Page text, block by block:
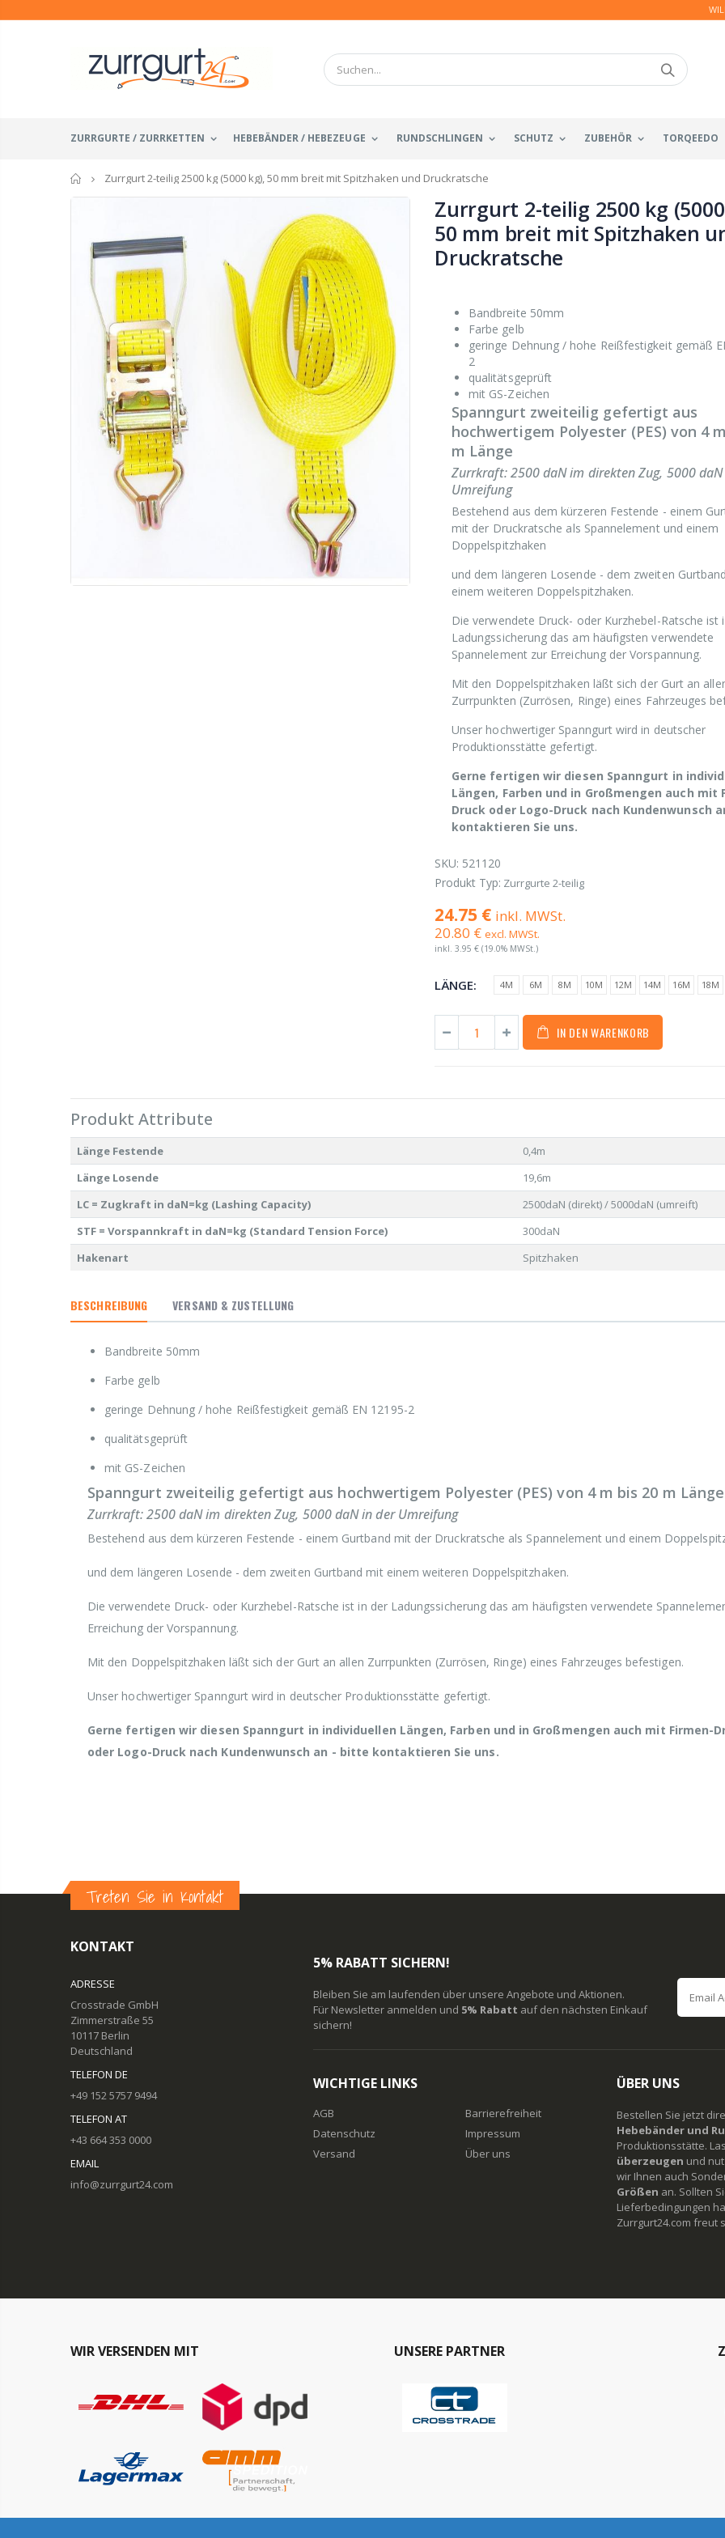
ZURRGURTE / ZURRKETTEN HEBEBÄNDER / HEBEZEUGE RUNDSCHLINGEN SCHUTZ ZUBEHÖR TORQEEDO
Startseite
Zurrgurt 2-teilig 2500 kg (5000 kg), 50 mm breit mit Spitzhaken und Druckratsche
Zurrgurt 2-teilig 2500 kg
50 mm breit mit Spitzhaken
Druckratsche
Bandbreite 50mm
Farbe gelb
geringe Dehnung / hohe Reißfestigkeit gemäß
2
qualitätsgeprüft
mit GS-Zeichen
Spanngurt zweiteilig gefertigt aus
hochwertigem Polyester (PES) von 4
m Länge
Zurrkraft: 2500 daN im direkten Zug, 5000
Umreifung
Bestehend aus dem kürzeren Festende - einem
mit der Druckratsche als Spannelement und einem
Doppelspitzhaken
und dem längeren Losende - dem zweiten
einem weiteren Doppelspitzhaken.
Die verwendete Druck- oder Kurzhebel-Ratsche ist
Ladungssicherung das am häufigsten verwendete
Spannelement zur Erreichung der Vorspannung.
Mit den Doppelspitzhaken läßt sich der Gurt an
Zurrpunkten (Zurrösen, Ringe) eines Fahrzeuges
Unser hochwertiger Spanngurt wird in deutscher
Produktionsstätte gefertigt.
Gerne fertigen wir diesen Spanngurt in
Längen, Farben und in Großmengen auch mit
Druck oder Logo-Druck nach Kundenwunsch
kontaktieren Sie uns.
SKU: 521120
Produkt Typ: Zurrgurte 2-teilig
24.75 € inkl. MWSt.
20.80 € excl. MWSt.
inkl. 3.95 € (19.0% MWSt.)
LÄNGE: 4M 6M 8M 10M 12M 14M 16M 18M
IN DEN WARENKORB
Produkt Attribute
Länge Festende
0,4m
Länge Losende
19,6m
LC = Zugkraft in daN=kg (Lashing Capacity)
2500daN (direkt) / 5000daN (umreift)
STF = Vorspannkraft in daN=kg (Standard Tension Force)
300daN
Hakenart
Spitzhaken
BESCHREIBUNG VERSAND & ZUSTELLUNG
Bandbreite 50mm
Farbe gelb
geringe Dehnung / hohe Reißfestigkeit gemäß EN 12195-2
qualitätsgeprüft
mit GS-Zeichen
Spanngurt zweiteilig gefertigt aus hochwertigem Polyester (PES) von 4 m bis 20 m Länge
Zurrkraft: 2500 daN im direkten Zug, 5000 daN in der Umreifung
Bestehend aus dem kürzeren Festende - einem Gurtband mit der Druckratsche als Spannelement und einem
und dem längeren Losende - dem zweiten Gurtband mit einem weiteren Doppelspitzhaken.
Die verwendete Druck- oder Kurzhebel-Ratsche ist in der Ladungssicherung das am häufigsten verwendete
Erreichung der Vorspannung.
Mit den Doppelspitzhaken läßt sich der Gurt an allen Zurrpunkten (Zurrösen, Ringe) eines Fahrzeuges befestigen.
Unser hochwertiger Spanngurt wird in deutscher Produktionsstätte gefertigt.
Gerne fertigen wir diesen Spanngurt in individuellen Längen, Farben und in Großmengen auch mit Firmen-
oder Logo-Druck nach Kundenwunsch an - bitte kontaktieren Sie uns.
Treten Sie in Kontakt
KONTAKT
ADRESSE
Crosstrade GmbH
Zimmerstraße 55
10117 Berlin
Deutschland
TELEFON DE
+49 152 5757 9494
TELEFON AT
+43 664 353 0000
EMAIL
info@zurrgurt24.com
5% RABATT SICHERN!
Bleiben Sie am laufenden über unsere Angebote und Aktionen.
Für Newsletter anmelden und 5% Rabatt auf den nächsten Einkauf
sichern!
WICHTIGE LINKS
AGB
Datenschutz
Versand
Barrierefreiheit
Impressum
Über uns
ÜBER UNS
Bestellen Sie jetzt
Hebebänder und
Produktionsstätte.
überzeugen und
wir Ihnen auch
Größen an. Sollten
Lieferbedingungen
Zurrgurt24.com freut
WIR VERSENDEN MIT UNSERE PARTNER